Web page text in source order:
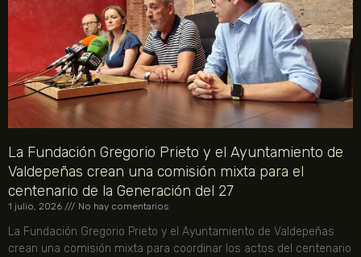
La Fundación Gregorio Prieto y el Ayuntamiento de
Valdepeñas crean una comisión mixta para el
centenario de la Generación del 27
1 julio, 2026 No hay comentarios
La Fundación Gregorio Prieto y el Ayuntamiento de Valdepeñas
crean una comisión mixta para coordinar los actos del centenario